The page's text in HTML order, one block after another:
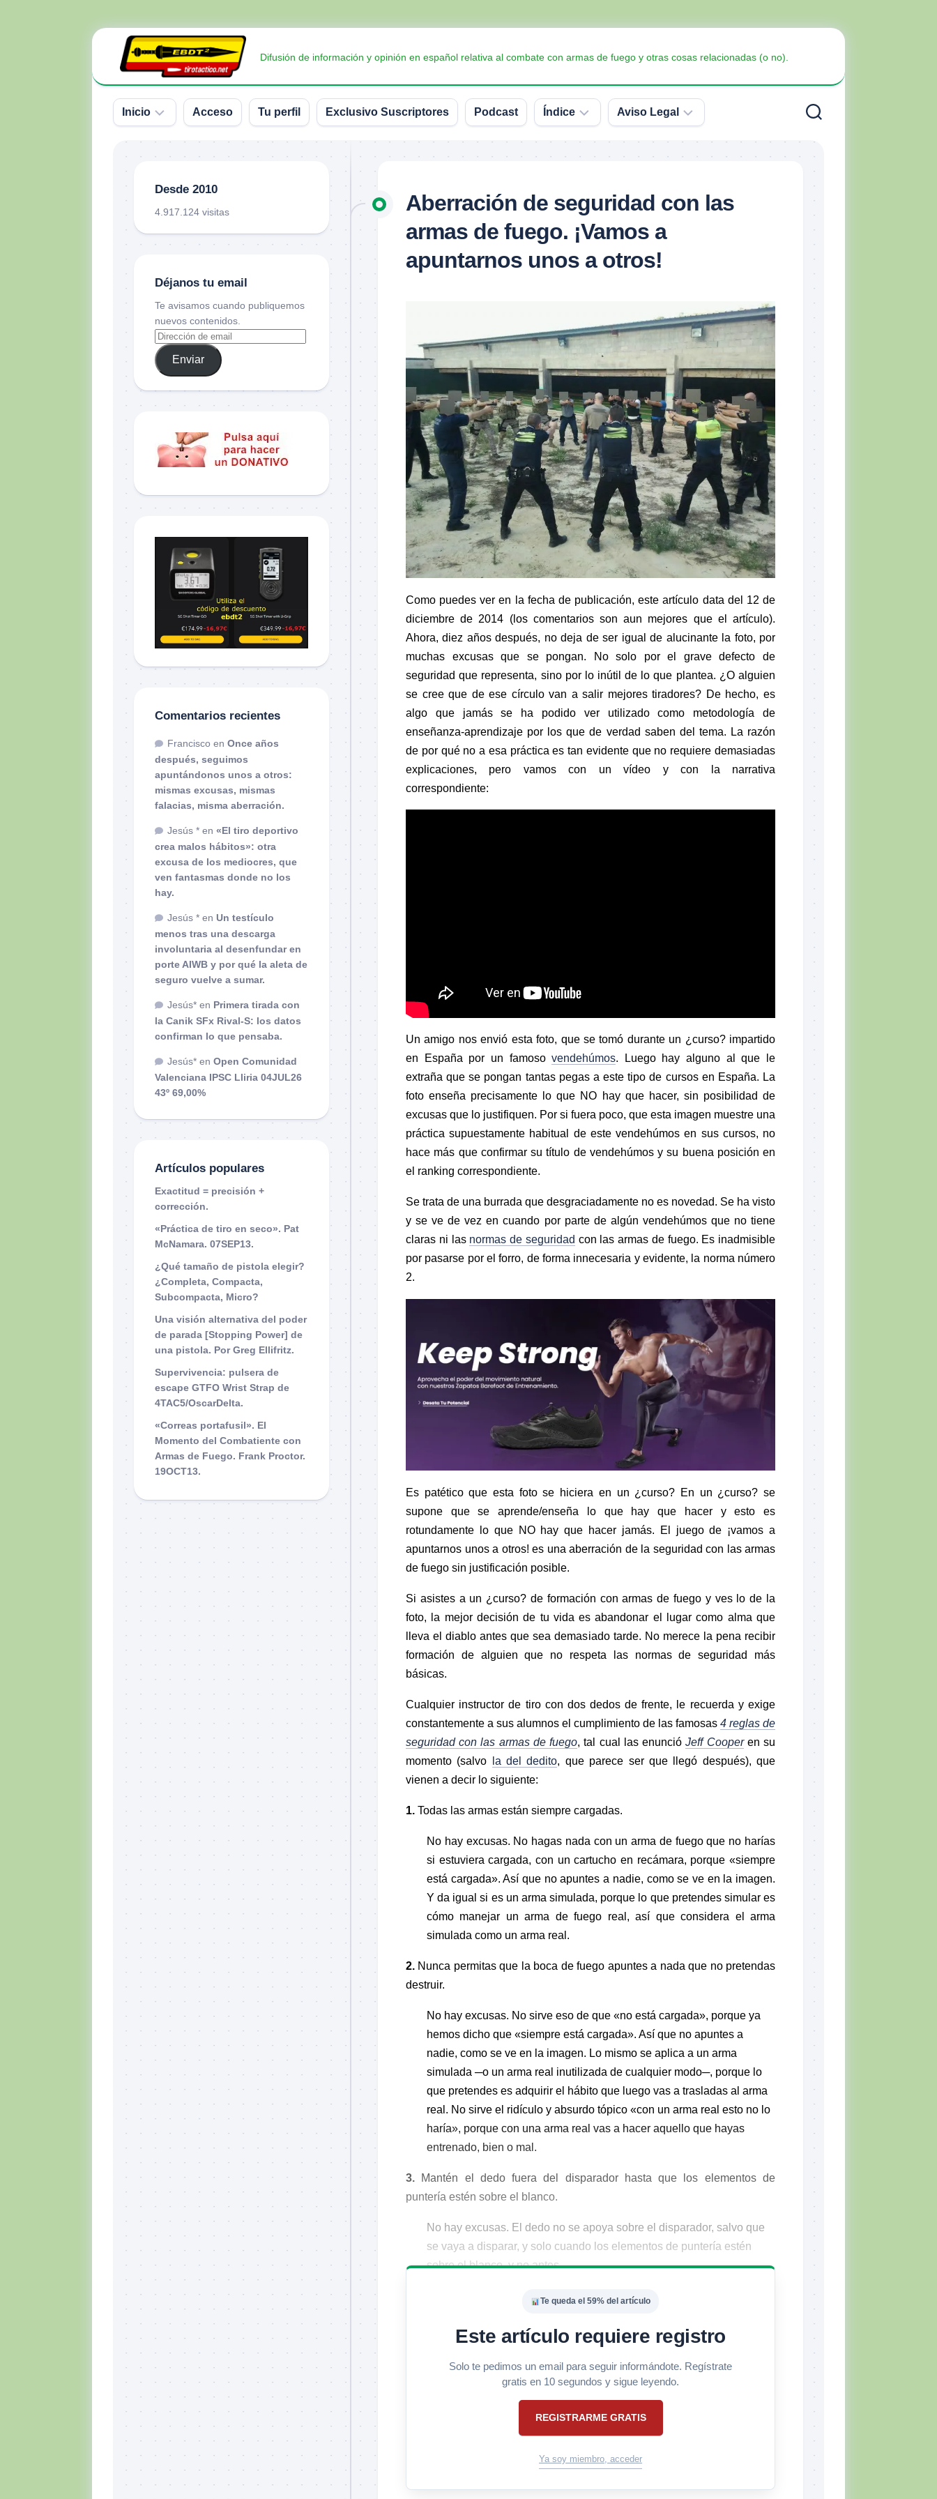
Difusión de información y opinión en español relativa al combate con armas de fuego y otras cosas relacionadas (o no).
Inicio
Donativos
Acceso Tu perfil Exclusivo Suscriptores Podcast Índice
no
Balística
Conceptos
definiciones
didáctico
Skill
Set,
por
McKee
Momento
del
Combatiente
Lectura
recomendada
Defensa
Personal
Ejercicios
Situación
Táctica
Topografía
Sorteos
TCCC
TTPs CQB
Aviso Legal
de
Aberración de seguridad con las
armas de fuego. ¡Vamos a
apuntarnos unos a otros!
Como puedes ver en la fecha de publicación, este artículo data del 12 de
diciembre de 2014 (los comentarios son aun mejores que el artículo).
Ahora, diez años después, no deja de ser igual de alucinante la foto, por
muchas excusas que se pongan. No solo por el grave defecto de
seguridad que representa, sino por lo inútil de lo que plantea. ¿O alguien
se cree que de ese círculo van a salir mejores tiradores? De hecho, es
algo que jamás se ha podido ver utilizado como metodología de
enseñanza-aprendizaje por los que de verdad saben del tema. La razón
de por qué no a esa práctica es tan evidente que no requiere demasiadas
explicaciones, pero vamos con un vídeo y con la narrativa
correspondiente:
Un amigo nos envió esta foto, que se tomó durante un ¿curso? impartido
en España por un famosovendehúmos. Luego hay alguno al que le
extraña que se pongan tantas pegas a este tipo de cursos en España. La
foto enseña precisamente lo que NO hay que hacer, sin posibilidad de
excusas que lo justifiquen. Por si fuera poco, que esta imagen muestre una
práctica supuestamente habitual de este vendehúmos en sus cursos, no
hace más que confirmar su título de vendehúmos y su buena posición en
el ranking correspondiente.
Se trata de una burrada que desgraciadamente no es novedad. Se ha visto
y se ve de vez en cuando por parte de algún vendehúmos que no tiene
claras ni las normas de seguridad con las armas de fuego. Es inadmisible
por pasarse por el forro, de forma innecesaria y evidente, la norma número
2.
Es patético que esta foto se hiciera en un ¿curso? En un ¿curso? se
supone que se aprende/enseña lo que hay que hacer y esto es
rotundamente lo que NO hay que hacer jamás. El juego de ¡vamos a
apuntarnos unos a otros! es una aberración de la seguridad con las armas
de fuego sin justificación posible.
Si asistes a un ¿curso? de formación con armas de fuego y ves lo de la
foto, la mejor decisión de tu vida es abandonar el lugar como alma que
lleva el diablo antes que sea demasiado tarde. No merece la pena recibir
formación de alguien que no respeta las normas de seguridad más
básicas.
Cualquier instructor de tiro con dos dedos de frente, le recuerda y exige
constantemente a sus alumnos el cumplimiento de las famosas 4 reglas de
seguridad con las armas de fuego, tal cual las enuncióJeff Cooperen su
momento (salvo
la del dedito, que parece ser que llegó después), que
vienen a decir lo siguiente:
1. Todas las armas están siempre cargadas.
No hay excusas. No hagas nada con un arma de fuego que no harías
si estuviera cargada, con un cartucho en recámara, porque «siempre
está cargada». Así que no apuntes a nadie, como se ve en la imagen.
Y da igual si es un arma simulada, porque lo que pretendes simular es
cómo manejar un arma de fuego real, así que considera el arma
simulada como un arma real.
2. Nunca permitas que la boca de fuego apuntes a nada que no pretendas
destruir.
No hay excusas. No sirve eso de que «no está cargada», porque ya
hemos dicho que «siempre está cargada». Así que no apuntes a
nadie, como se ve en la imagen. Lo mismo se aplica a un arma
simulada ─o un arma real inutilizada de cualquier modo─, porque lo
que pretendes es adquirir el hábito que luego vas a trasladas al arma
real. No sirve el ridículo y absurdo tópico «con un arma real esto no lo
haría», porque con una arma real vas a hacer aquello que hayas
entrenado, bien o mal.
3. Mantén el dedo fuera del disparador hasta que los elementos de
puntería estén sobre el blanco.
No hay excusas. El dedo no se apoya sobre el disparador, salvo que
se vaya a disparar, y solo cuando los elementos de puntería estén
sobre el blanco, y no antes.
Te queda el 59% del artículo
Este artículo requiere registro
Solo te pedimos un email para seguir informándote. Regístrate
gratis en 10 segundos y sigue leyendo.
REGISTRARME GRATIS
Ya soy miembro, acceder
Desde 2010
4.917.124 visitas
Déjanos tu email
Te avisamos cuando publiquemos
nuevos contenidos.
Enviar
Comentarios recientes
Francisco en Once años
después, seguimos
apuntándonos unos a otros:
mismas excusas, mismas
falacias, misma aberración.
Jesús * en «El tiro deportivo
crea malos hábitos»: otra
excusa de los mediocres, que
ven fantasmas donde no los
hay.
Jesús * en Un testículo
menos tras una descarga
involuntaria al desenfundar en
porte AIWB y por qué la aleta de
seguro vuelve a sumar.
Jesús* en Primera tirada con
la Canik SFx Rival-S: los datos
confirman lo que pensaba.
Jesús* en Open Comunidad
Valenciana IPSC Lliria 04JUL26
43º 69,00%
Artículos populares
Exactitud = precisión +
corrección.
«Práctica de tiro en seco». Pat
McNamara. 07SEP13.
¿Qué tamaño de pistola elegir?
¿Completa, Compacta,
Subcompacta, Micro?
Una visión alternativa del poder
de parada [Stopping Power] de
una pistola. Por Greg Ellifritz.
Supervivencia: pulsera de
escape GTFO Wrist Strap de
4TAC5/OscarDelta.
«Correas portafusil». El
Momento del Combatiente con
Armas de Fuego. Frank Proctor.
19OCT13.